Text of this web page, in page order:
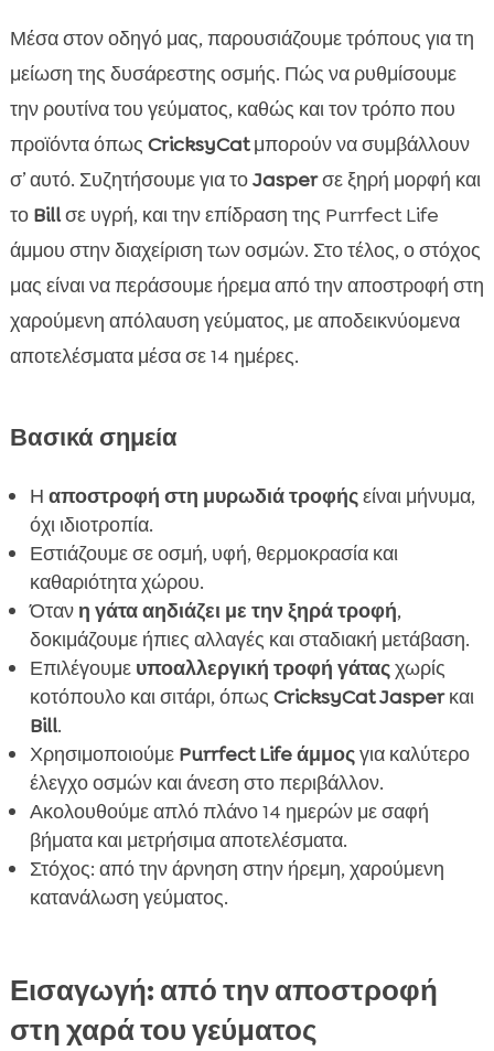
σολομό και πέστροφα
 Purrfect Life άμμος: φυσικός μπεντονίτης για
έλεγχο οσμών

Σχέδιο 14 ημερών: από την αποστροφή στην
αποδοχή
Μετράμε πρόοδο: συμπεριφορά, βάρος,
ενέργεια
Συμπέρασμα
FAQ
 FAQ
 FAQ
 FAQ
 FAQ
 FAQ
FAQ
 FAQ
 FAQ
 FAQ
 FAQ
 FAQ
 FAQ
Μέσα στον οδηγό μας, παρουσιάζουμε τρόπους για τη
μείωση της δυσάρεστης οσμής. Πώς να ρυθμίσουμε
την ρουτίνα του γεύματος, καθώς και τον τρόπο που
προϊόντα όπως CricksyCatμπορούν να συμβάλλουν
σ’ αυτό. Συζητήσουμε για τοJasperσε ξηρή μορφή και
το Billσε υγρή, και την επίδραση της Purrfect Life
άμμου στην διαχείριση των οσμών. Στο τέλος, ο στόχος
μας είναι να περάσουμε ήρεμα από την αποστροφή στη
χαρούμενη απόλαυση γεύματος, με αποδεικνύομενα
αποτελέσματα μέσα σε 14 ημέρες.
Βασικά σημεία
Η αποστροφή στη μυρωδιά τροφήςείναι μήνυμα,
όχι ιδιοτροπία.
Εστιάζουμε σε οσμή, υφή, θερμοκρασία και
καθαριότητα χώρου.
Όταν η γάτα αηδιάζει με την ξηρά τροφή,
δοκιμάζουμε ήπιες αλλαγές και σταδιακή μετάβαση.
Επιλέγουμε υποαλλεργική τροφή γάταςχωρίς
κοτόπουλο και σιτάρι, όπως CricksyCatJasperκαι
Bill.
Χρησιμοποιούμε Purrfect Life άμμοςγια καλύτερο
έλεγχο οσμών και άνεση στο περιβάλλον.
Ακολουθούμε απλό πλάνο 14 ημερών με σαφή
βήματα και μετρήσιμα αποτελέσματα.
Στόχος: από την άρνηση στην ήρεμη, χαρούμενη
κατανάλωση γεύματος.
Εισαγωγή: από την αποστροφή
στη χαρά του γεύματος